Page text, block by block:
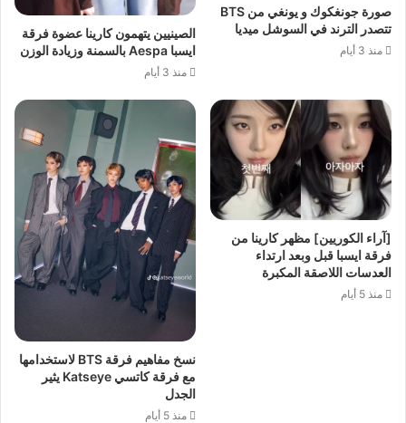
صورة جونغكوك و يونغي من BTS
تتصدر الترند في السوشل ميديا
منذ 3 أيام
الصينيين يتهمون كارينا عضوة فرقة
ايسبا Aespa بالسمنة وزيادة الوزن
منذ 3 أيام
[آراء الكوريين] مظهر كارينا من
فرقة ايسبا قبل وبعد ارتداء
العدسات اللاصقة المكبرة
منذ 5 أيام
نسخ مفاهيم فرقة BTS لاستخدامها
مع فرقة كاتسي Katseye يثير
الجدل
منذ 5 أيام